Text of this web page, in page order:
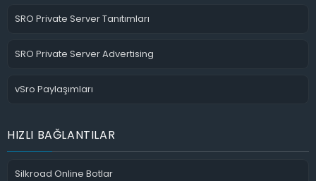
SRO Private Server Tanıtımları
SRO Private Server Advertising
vSro Paylaşımları
HIZLI BAĞLANTILAR
Silkroad Online Botlar